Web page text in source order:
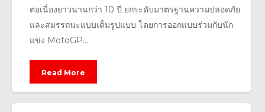
ต่อเนื่องยาวนานกว่า 10 ปี ยกระดับมาตรฐานความปลอดภัย
และสมรรถนะแบบเต็มรูปแบบ โดยการออกแบบร่วมกับนัก
แข่ง MotoGP...
Read More